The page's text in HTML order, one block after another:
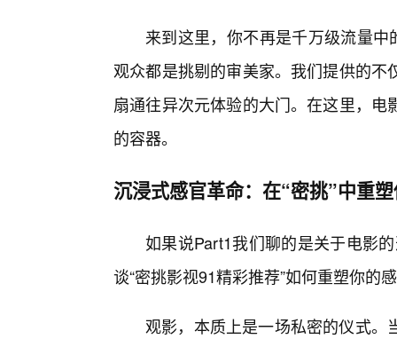
来到这里，你不再是千万级流量中
观众都是挑剔的审美家。我们提供的
扇通往异次元体验的大门。在这里，
的容器。
沉浸式感官革命：在“密挑”中重
如果说Part1我们聊的是关于电影
谈“密挑影视91精彩推荐”如何重塑你的
观影，本质上是一场私密的仪式